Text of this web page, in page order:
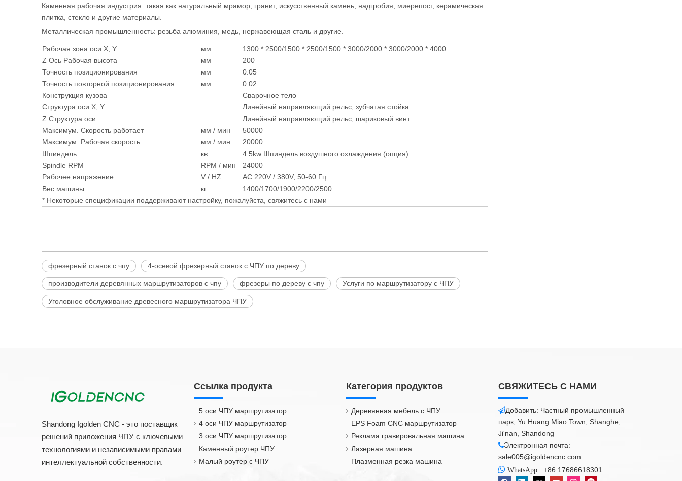
Каменная рабочая индустрия: такая как натуральный мрамор, гранит, искусственный камень, надгробия, миерепост, керамическая
плитка, стекло и другие материалы.
Металлическая промышленность: резьба алюминия, медь, нержавеющая сталь и другие.
Рабочая зона оси X, Y мм
1300 * 2500/1500 * 2500/1500 * 3000/2000 * 3000/2000 * 4000
Z Ось Рабочая высота
мм
200
Точность позиционирования
мм
0.05
Точность повторной позиционирования
мм
0.02
Конструкция кузова
Сварочное тело
Структура оси X, Y
Линейный направляющий рельс, зубчатая стойка
Z Структура оси
Линейный направляющий рельс, шариковый винт
Максимум. Скорость работает
мм / мин
50000
Максимум. Рабочая скорость
мм / мин
20000
Шпиндель
кв
4.5kw Шпиндель воздушного охлаждения (опция)
Spindle RPM
RPM / мин
24000
Рабочее напряжение
V / HZ.
AC 220V / 380V, 50-60 Гц
Вес машины
кг
1400/1700/1900/2200/2500.
* Некоторые спецификации поддерживают настройку, пожалуйста, свяжитесь с нами
фрезерный станок с чпу 4-осевой фрезерный станок с ЧПУ по дереву
производители деревянных маршрутизаторов с чпу фрезеры по дереву с чпу Услуги по маршрутизатору с ЧПУ
Уголовное обслуживание древесного маршрутизатора ЧПУ
Shandong Igolden CNC - это поставщик
решений приложения ЧПУ с ключевыми
технологиями и независимыми правами
интеллектуальной собственности.
Ссылка продукта
5 оси ЧПУ маршрутизатор
4 оси ЧПУ маршрутизатор
3 оси ЧПУ маршрутизатор
Каменный роутер ЧПУ
Малый роутер с ЧПУ
Категория продуктов
Деревянная мебель с ЧПУ
EPS Foam CNC маршрутизатор
Реклама гравировальная машина
Лазерная машина
Плазменная резка машина
СВЯЖИТЕСЬ С НАМИ
Добавить: Частный промышленный
парк, Yu Huang Miao Town, Shanghe,
Ji'nan, Shandong
Электронная почта:
sale005@igoldencnc.com
 WhatsApp : +86 17686618301